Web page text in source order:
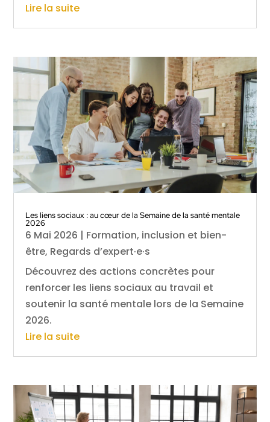
Lire la suite
Les liens sociaux : au cœur de la Semaine de la santé mentale
2026
6 Mai 2026 | Formation, inclusion et bien-
être, Regards d’expert·e·s
Découvrez des actions concrètes pour
renforcer les liens sociaux au travail et
soutenir la santé mentale lors de la Semaine
2026.
Lire la suite